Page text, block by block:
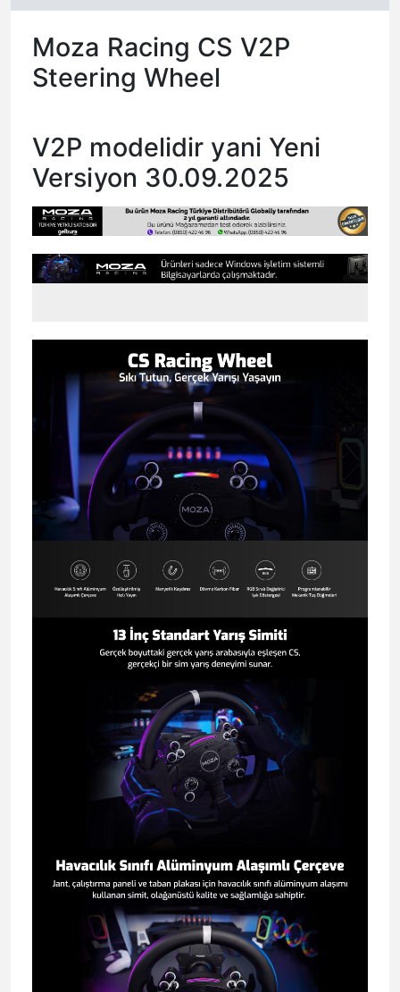
Moza Racing CS V2P
Steering Wheel
V2P modelidir yani Yeni
Versiyon 30.09.2025